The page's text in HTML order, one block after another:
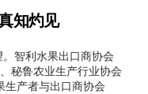
知灼见
智利水果出口商协会
秘鲁农业生产行业协会
生产者与出口商协会